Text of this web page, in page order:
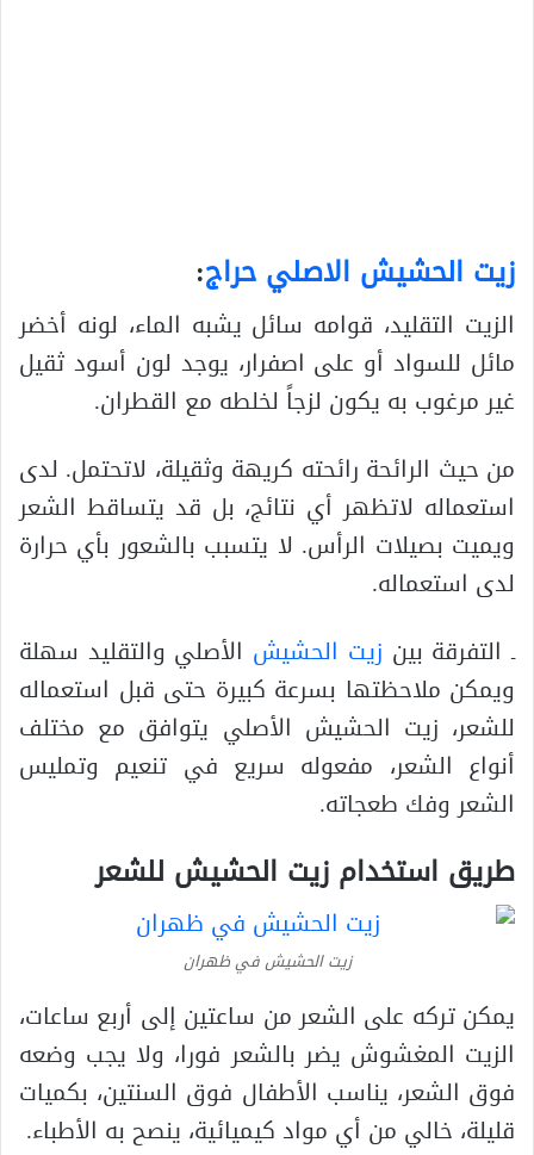
زيت الحشيش الاصلي حراج:
الزيت التقليد، قوامه سائل يشبه الماء، لونه أخضر
مائل للسواد أو على اصفرار، يوجد لون أسود ثقيل
غير مرغوب به يكون لزجاً لخلطه مع القطران.
من حيث الرائحة رائحته كريهة وثقيلة، لاتحتمل. لدى
استعماله لاتظهر أي نتائج، بل قد يتساقط الشعر
ويميت بصيلات الرأس. لا يتسبب بالشعور بأي حرارة
لدى استعماله.
ـ التفرقة بين زيت الحشيش الأصلي والتقليد سهلة
ويمكن ملاحظتها بسرعة كبيرة حتى قبل استعماله
للشعر، زيت الحشيش الأصلي يتوافق مع مختلف
أنواع الشعر، مفعوله سريع في تنعيم وتمليس
الشعر وفك طعجاته.
طريق استخدام زيت الحشيش للشعر
زيت الحشيش في ظهران
يمكن تركه على الشعر من ساعتين إلى أربع ساعات،
الزيت المغشوش يضر بالشعر فورا، ولا يجب وضعه
فوق الشعر، يناسب الأطفال فوق السنتين، بكميات
قليلة، خالي من أي مواد كيميائية، ينصح به الأطباء.